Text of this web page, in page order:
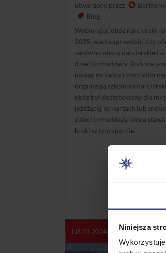
Niniejsza
utworzone przez
Blog
Wybierając obóz narciarski
2025, warto sprawdzić, czy
zarówno obozy narciarskie i
dzieci i młodzieży. Rodzice
uwagę na kadrę i
organizują szkolenia
obóz był dostosowany dla
jeżdżącej na nartach lub
dzieci i młodzieży, która
kroki w tym sporcie.
LIS 23 2024